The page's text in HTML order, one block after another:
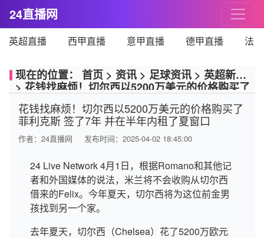
24直播网
英超直播 西甲直播 意甲直播 德甲直播 法
现在的位置： 首页 > 资讯 > 足球资讯 > 英超新闻
> 花钱找麻烦！切尔西以5200万美元的价格购买了
花钱找麻烦！切尔西以5200万美元的价格购买了
菲利克斯 签了7年 并在半年内租了夏窗口
作者： 24直播网 发布时间：2025-04-02 18:45:00
24 Live Network 4月1日，根据Romano和其他记
者和外国媒体的说法，米兰将不会收购从切尔西
借来的Felix。今年夏天，切尔西将为这位前金男
孩找到另一个家。
去年夏天，切尔西（Chelsea）花了5200万欧元